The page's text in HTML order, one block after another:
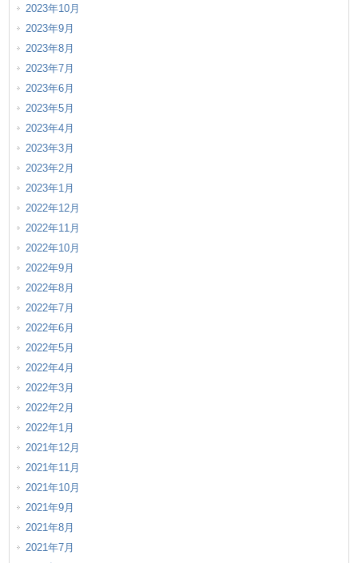
2023年10月
2023年9月
2023年8月
2023年7月
2023年6月
2023年5月
2023年4月
2023年3月
2023年2月
2023年1月
2022年12月
2022年11月
2022年10月
2022年9月
2022年8月
2022年7月
2022年6月
2022年5月
2022年4月
2022年3月
2022年2月
2022年1月
2021年12月
2021年11月
2021年10月
2021年9月
2021年8月
2021年7月